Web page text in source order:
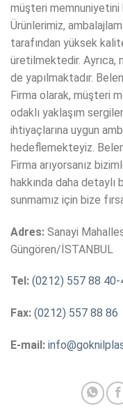
müşteri memnuniyetini
Ürünlerimiz,
tarafından yüksek
üretilmektedir.
de yapılmaktadır.
Firma olarak, müşteri
odaklı yaklaşım
ihtiyaçlarına uygun
hedeflemekteyiz.
Firma arıyorsanız
hakkında daha
sunmamız için bize
Adres: Sanayi
Güngören/İSTANBUL
Tel: (0212) 557 88 40-
Fax: (0212) 557 88 86
E-mail: